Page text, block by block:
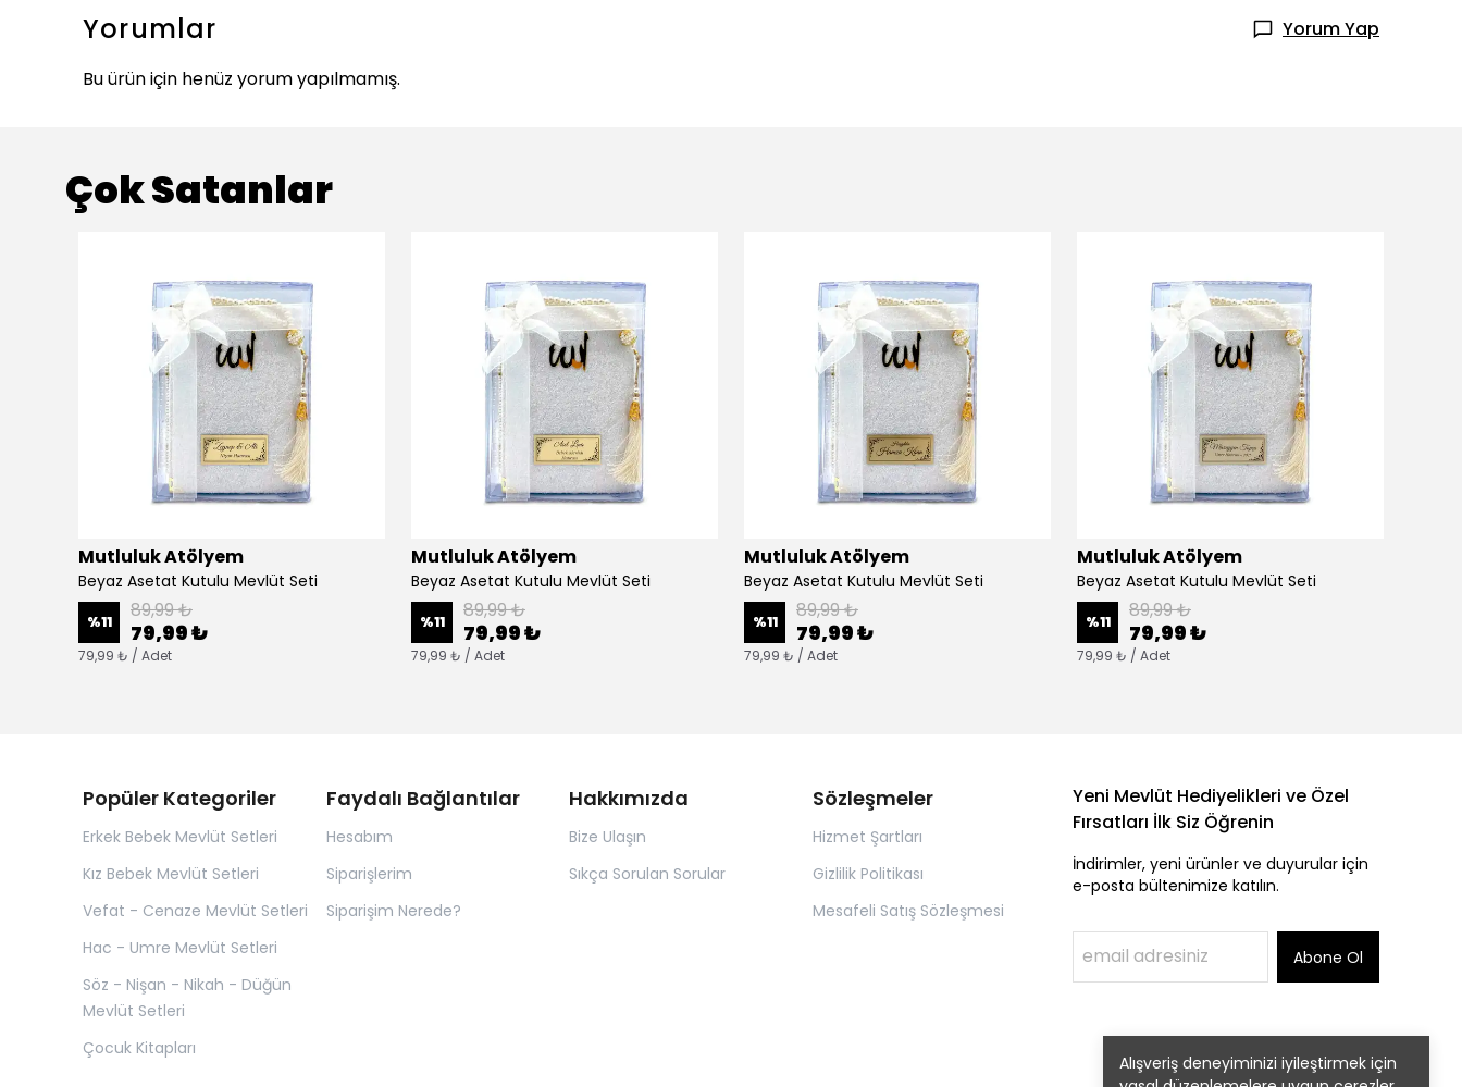
Alışveriş deneyiminizi iyileştirmek için
Yorumlar
Yorum Yap
Bu ürün için henüz yorum yapılmamış.
Çok Satanlar
Mutluluk Atölyem
Beyaz Asetat Kutulu Mevlüt Seti
%11 89,99 ₺
79,99 ₺
79,99 ₺ / Adet
Mutluluk Atölyem
Beyaz Asetat Kutulu Mevlüt Seti
%11 89,99 ₺
79,99 ₺
79,99 ₺ / Adet
Mutluluk Atölyem
Beyaz Asetat Kutulu Mevlüt Seti
%11 89,99 ₺
79,99 ₺
79,99 ₺ / Adet
Mutluluk Atölyem
Beyaz Asetat Kutulu Mevlüt Seti
%11 89,99 ₺
79,99 ₺
79,99 ₺ / Adet
Popüler Kategoriler
Erkek Bebek Mevlüt Setleri
Kız Bebek Mevlüt Setleri
Vefat - Cenaze Mevlüt Setleri
Hac - Umre Mevlüt Setleri
Söz - Nişan - Nikah - Düğün
Mevlüt Setleri
Çocuk Kitapları
Faydalı Bağlantılar
Hesabım
Siparişlerim
Siparişim Nerede?
Hakkımızda
Bize Ulaşın
Sıkça Sorulan Sorular
Sözleşmeler
Hizmet Şartları
Gizlilik Politikası
Mesafeli Satış Sözleşmesi
Yeni Mevlüt Hediyelikleri ve Özel
Fırsatları İlk Siz Öğrenin
İndirimler, yeni ürünler ve duyurular için
e-posta bültenimize katılın.
Abone Ol